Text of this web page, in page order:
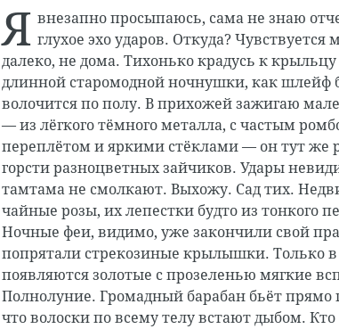
Я внезапно просыпаюсь, сама не знаю
глухое эхо ударов. Откуда? Чувствуется
далеко, не дома. Тихонько крадусь к
длинной старомодной ночнушки, как шлейф
волочится по полу. В прихожей зажигаю
— из лёгкого тёмного металла, с частым
переплётом и яркими стёклами — он тут же
горсти разноцветных зайчиков. Удары
тамтама не смолкают. Выхожу. Сад тих.
чайные розы, их лепестки будто из тонкого
Ночные феи, видимо, уже закончили свой
попрятали стрекозиные крылышки. Только в
появляются золотые с прозеленью мягкие
Полнолуние. Громадный барабан бьёт прямо
что волоски по всему телу встают дыбом.